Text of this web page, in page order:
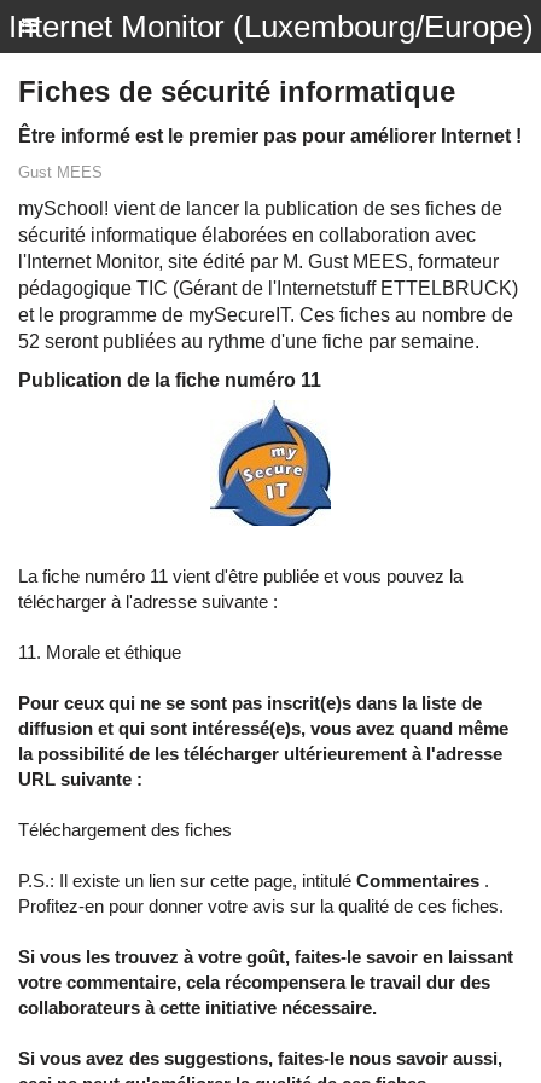
Internet Monitor (Luxembourg/Europe)
Fiches de sécurité informatique
Être informé est le premier pas pour améliorer Internet !
Gust MEES
mySchool! vient de lancer la publication de ses fiches de
sécurité informatique élaborées en collaboration avec
l'Internet Monitor, site édité par M. Gust MEES, formateur
pédagogique TIC (Gérant de l'Internetstuff ETTELBRUCK)
et le programme de mySecureIT. Ces fiches au nombre de
52 seront publiées au rythme d'une fiche par semaine.
Publication de la fiche numéro 11
La fiche numéro 11 vient d'être publiée et vous pouvez la
télécharger à l'adresse suivante :
11. Morale et éthique
Pour ceux qui ne se sont pas inscrit(e)s dans la liste de
diffusion et qui sont intéressé(e)s, vous avez quand même
la possibilité de les télécharger ultérieurement à l'adresse
URL suivante :
Téléchargement des fiches
P.S.: Il existe un lien sur cette page, intitulé Commentaires .
Profitez-en pour donner votre avis sur la qualité de ces fiches.
Si vous les trouvez à votre goût, faites-le savoir en laissant
votre commentaire, cela récompensera le travail dur des
collaborateurs à cette initiative nécessaire.
Si vous avez des suggestions, faites-le nous savoir aussi,